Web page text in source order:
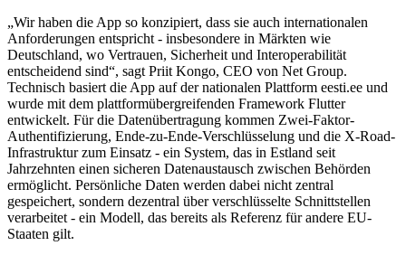
„Wir haben die App so konzipiert, dass sie auch internationalen
Anforderungen entspricht - insbesondere in Märkten wie
Deutschland, wo Vertrauen, Sicherheit und Interoperabilität
entscheidend sind“, sagt Priit Kongo, CEO von Net Group.
Technisch basiert die App auf der nationalen Plattform eesti.ee und
wurde mit dem plattformübergreifenden Framework Flutter
entwickelt. Für die Datenübertragung kommen Zwei-Faktor-
Authentifizierung, Ende-zu-Ende-Verschlüsselung und die X-Road-
Infrastruktur zum Einsatz - ein System, das in Estland seit
Jahrzehnten einen sicheren Datenaustausch zwischen Behörden
ermöglicht. Persönliche Daten werden dabei nicht zentral
gespeichert, sondern dezentral über verschlüsselte Schnittstellen
verarbeitet - ein Modell, das bereits als Referenz für andere EU-
Staaten gilt.